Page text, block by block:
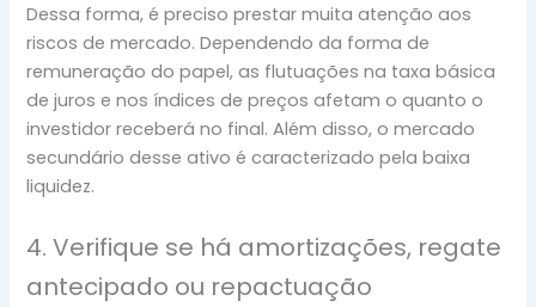
Dessa forma, é preciso prestar muita atenção aos
riscos de mercado. Dependendo da forma de
remuneração do papel, as flutuações na taxa básica
de juros e nos índices de preços afetam o quanto o
investidor receberá no final. Além disso, o mercado
secundário desse ativo é caracterizado pela baixa
liquidez.
4. Verifique se há amortizações, regate
antecipado ou repactuação